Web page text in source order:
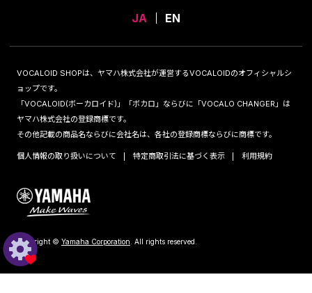
JA EN
VOCALOID SHOPは、ヤマハ株式会社が運営するVOCALOIDのオフィシャルシ
ョップです。
「VOCALOID(ボーカロイド)」「ボカロ」ならびに「VOCALO CHANGER」は
ヤマハ株式会社の登録商標です。
その他記載の商品名ならびに会社名は、各社の登録商標ならびに商標です。
個人情報の取り扱いについて 特定商取引法に基づく表示 利用規約
Copyright © Yamaha Corporation . All rights reserved.